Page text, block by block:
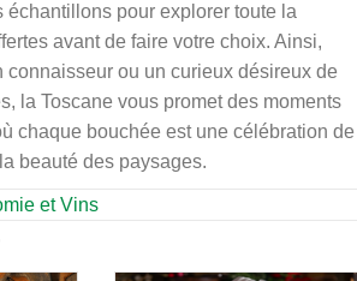
échantillons pour explorer toute la
avant de faire votre choix. Ainsi,
connaisseur ou un curieux désireux de
la Toscane vous promet des moments
chaque bouchée est une célébration de
beauté des paysages.
et Vins